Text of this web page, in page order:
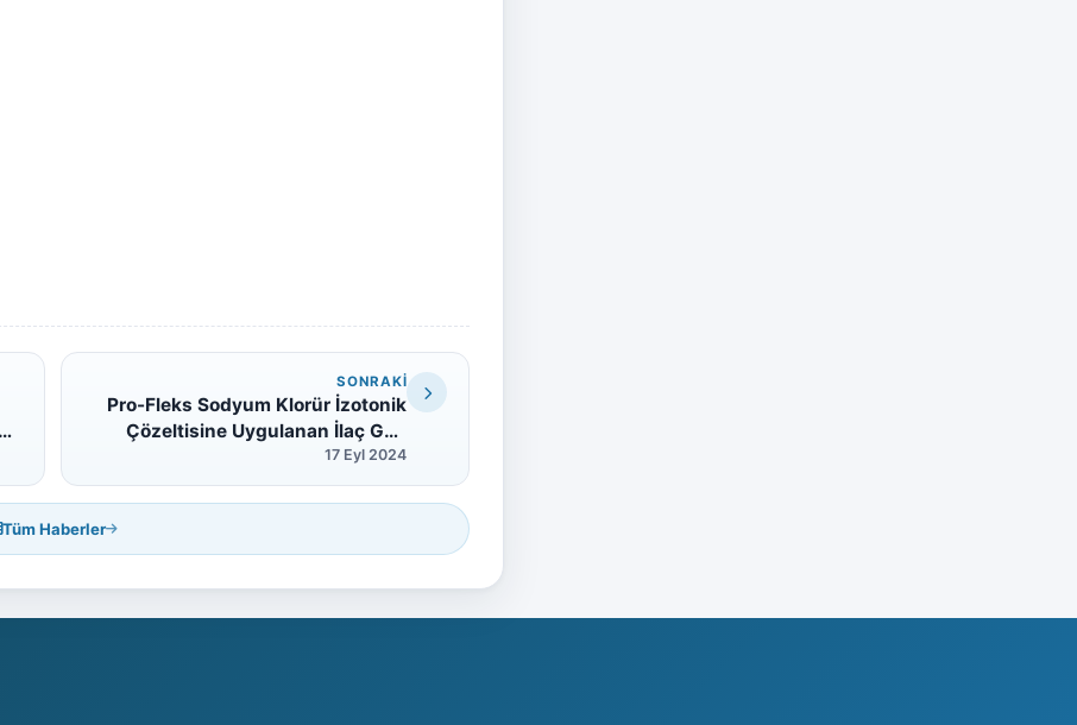
SONRAKI
Pro-Fleks Sodyum Klorür İzotonik
Çözeltisine Uygulanan İlaç Geri
Çekme İşlemi Hakkında
17 Eyl 2024
Tüm Haberler